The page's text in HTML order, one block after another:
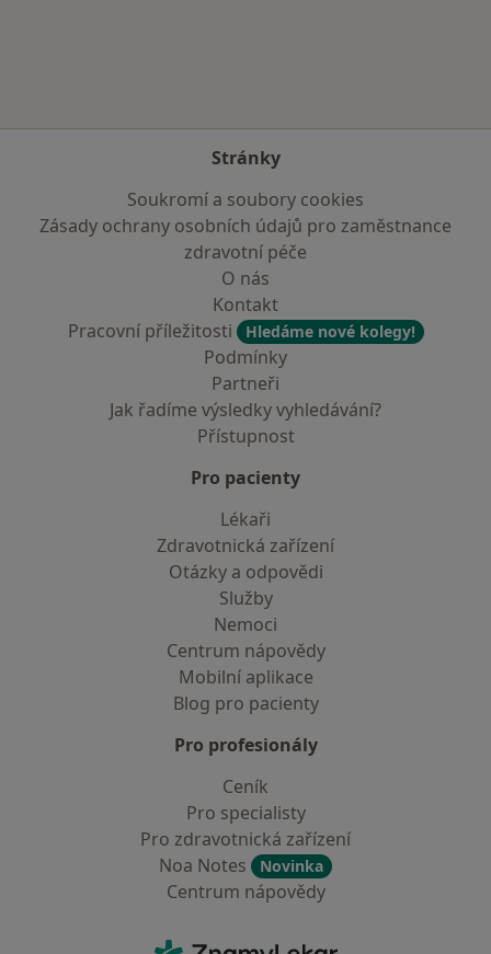
Stránky
Soukromí a soubory cookies
Zásady ochrany osobních údajů pro zaměstnance
zdravotní péče
O nás
Kontakt
Pracovní příležitosti
Hledáme nové kolegy!
Podmínky
Partneři
Jak řadíme výsledky vyhledávání?
Přístupnost
Pro pacienty
Lékaři
Zdravotnická zařízení
Otázky a odpovědi
Služby
Nemoci
Centrum nápovědy
Mobilní aplikace
Blog pro pacienty
Pro profesionály
Ceník
Pro specialisty
Pro zdravotnická zařízení
Noa Notes
Novinka
Centrum nápovědy
ZnamyLekar - Hlavní stránka